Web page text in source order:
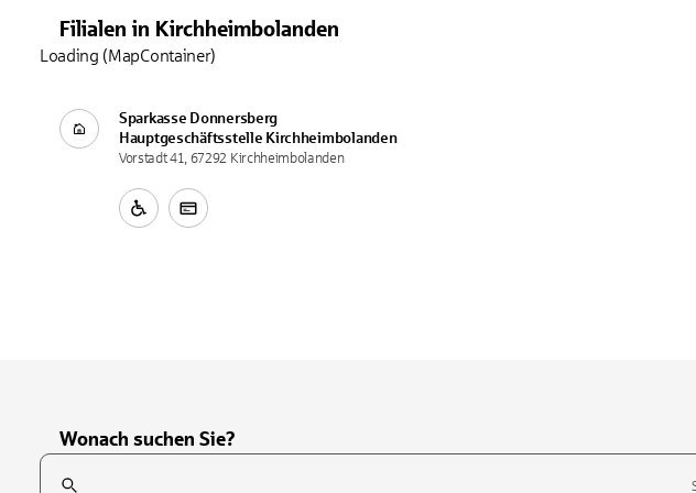
Filialen in Kirchheimbolanden
Sparkasse Donnersberg
Hauptgeschäftsstelle Kirchheimbolanden
Vorstadt 41, 67292 Kirchheimbolanden
Loading (MapContainer)
Wonach suchen Sie?
Suchfeld